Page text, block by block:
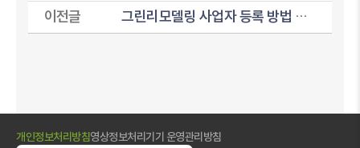
이전글
그린리모델링 사업자 등록 방법 안내
개인정보처리방침영상정보처리기기 운영관리방침